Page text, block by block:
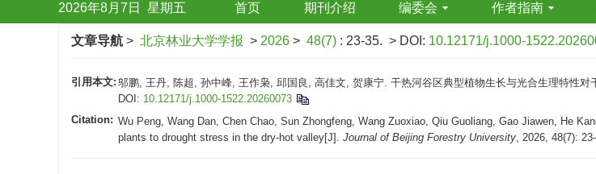
2026年8月7日 星期五 首页 期刊介绍 编委会 作者指南
文章导航 > 北京林业大学学报 > 2026 > 48(7) : 23-35. > DOI: 10.12171/j.1000-
引用本文: 邬鹏, 王丹, 陈超, 孙中峰, 王作枭, 邱国良, 高佳文, 贺康宁. 干热河谷区典型植物生长与光合生理特性
DOI: 10.12171/j.1000-1522.20260073
Citation: Wu Peng, Wang Dan, Chen Chao, Sun Zhongfeng, Wang Zuoxiao, Qiu Guoliang, Gao Jiawen, He
plants to drought stress in the dry-hot valley[J]. Journal of Beijing Forestry University, 2026, 48(7):